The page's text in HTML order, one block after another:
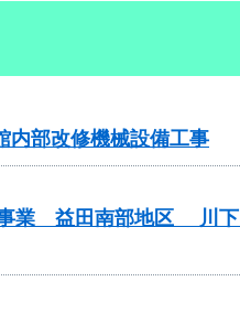
内部改修機械設備工事
事業 益田南部地区 川